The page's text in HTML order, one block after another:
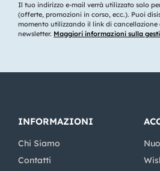
Il tuo indirizzo e-mail verrà utilizzato solo
(offerte, promozioni in corso, ecc.). Puoi
momento utilizzando il link di
newsletter. Maggiori informazioni sulla
INFORMAZIONI
Chi Siamo
Contatti